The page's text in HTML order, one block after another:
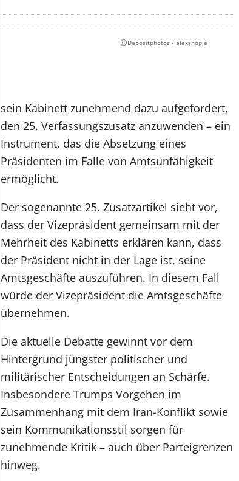
©Depositphotos / alexshopje
sein Kabinett zunehmend dazu aufgefordert,
den 25. Verfassungszusatz anzuwenden – ein
Instrument, das die Absetzung eines
Präsidenten im Falle von Amtsunfähigkeit
ermöglicht.
Der sogenannte 25. Zusatzartikel sieht vor,
dass der Vizepräsident gemeinsam mit der
Mehrheit des Kabinetts erklären kann, dass
der Präsident nicht in der Lage ist, seine
Amtsgeschäfte auszuführen. In diesem Fall
würde der Vizepräsident die Amtsgeschäfte
übernehmen.
Die aktuelle Debatte gewinnt vor dem
Hintergrund jüngster politischer und
militärischer Entscheidungen an Schärfe.
Insbesondere Trumps Vorgehen im
Zusammenhang mit dem Iran-Konflikt sowie
sein Kommunikationsstil sorgen für
zunehmende Kritik – auch über Parteigrenzen
hinweg.